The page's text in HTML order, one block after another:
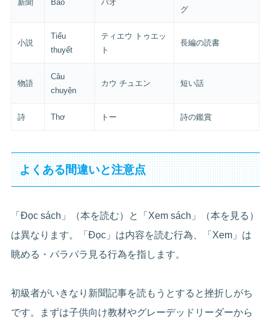
新聞 Báo バオ
グ
小説
Tiểu
thuyết
ティエウ トゥエッ
ト
長編の読書
物語
Câu
chuyện
カウ チュエン 短い話
詩 Thơ トー 詩の鑑賞
よくある間違いと注意点
「Đọc sách」（本を読む）と「Xem sách」（本を見る）
は異なります。「Đọc」は内容を読む行為、「Xem」は
眺める・パラパラ見る行為を指します。
初級者がいきなり新聞記事を読もうとすると挫折しがち
です。まずは子供向け教材やグレーデッドリーダーから